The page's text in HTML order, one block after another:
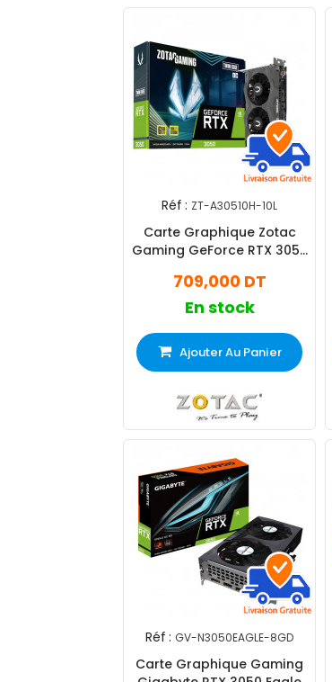
Réf : ZT-A30510H-10L
Carte Graphique Zotac
Gaming GeForce RTX 3050
709,000 DT
En stock
Ajouter Au Panier
Réf : GV-N3050EAGLE-8GD
Carte Graphique Gaming